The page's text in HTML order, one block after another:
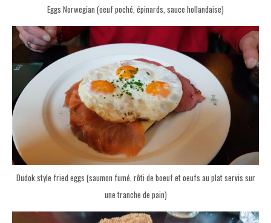
Eggs Norwegian (oeuf poché, épinards, sauce hollandaise)
Dudok style fried eggs (saumon fumé, rôti de boeuf et oeufs au plat servis sur
une tranche de pain)